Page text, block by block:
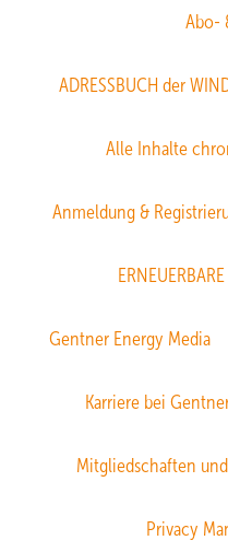
Abo-
ADRESSBUCH der
Alle Inhalte
Anmeldung &
Gentner Energy Media
Karriere bei
Mitgliedschaften
Privacy